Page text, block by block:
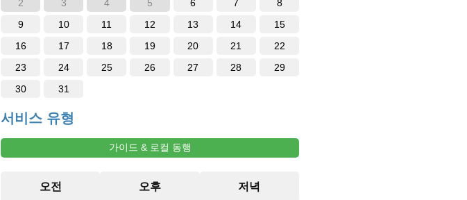
2 3 4 5 6 7
8
9
10 11 12 13 14
15
16
17 18 19 20 21
22
23
24 25 26 27 28
29
30
31
서비스 유형
가이드 & 로컬 동행